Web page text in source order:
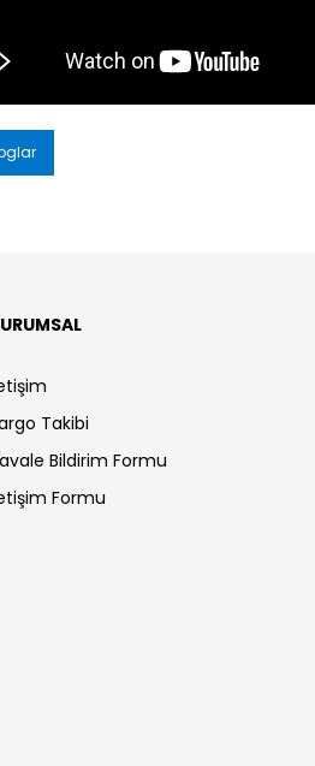
Takibi
Bildirim Formu
Formu